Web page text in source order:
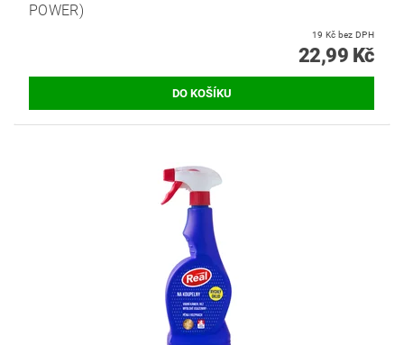
POWER)
19 Kč bez DPH
22,99 Kč